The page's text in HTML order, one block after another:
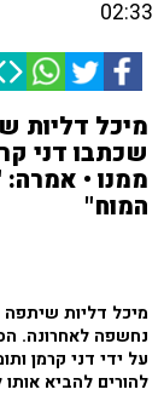
02:33
מיכל דליות
שכתבו דני
ממנו •
המוח"
מיכל דליות
נחשפה לאחרונה.
על ידי דני קרמן
להורים להביא אותו